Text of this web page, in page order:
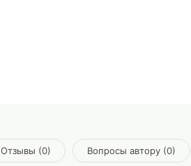
Отзывы (0) Вопросы автору (0)